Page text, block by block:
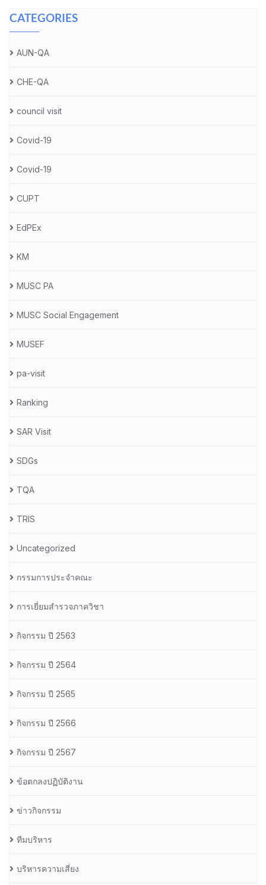
CATEGORIES
AUN-QA
CHE-QA
council visit
Covid-19
Covid-19
CUPT
EdPEx
KM
MUSC PA
MUSC Social Engagement
MUSEF
pa-visit
Ranking
SAR Visit
SDGs
TQA
TRIS
Uncategorized
กรรมการประจำคณะ
การเยี่ยมสำรวจภาควิชา
กิจกรรม ปี 2563
กิจกรรม ปี 2564
กิจกรรม ปี 2565
กิจกรรม ปี 2566
กิจกรรม ปี 2567
ข้อตกลงปฏิบัติงาน
ข่าวกิจกรรม
ทีมบริหาร
บริหารความเสี่ยง